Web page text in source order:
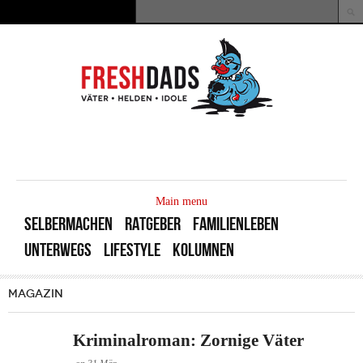
Suchformular
Main menu
SELBERMACHEN RATGEBER
FAMILIENLEBEN
UNTERWEGS
LIFESTYLE KOLUMNEN
MAGAZIN
Kriminalroman: Zornige Väter